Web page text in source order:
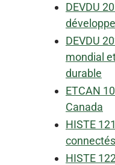
DEVDU
DEVDU
mondial
durable
ETCAN
Canada
HISTE
HISTE